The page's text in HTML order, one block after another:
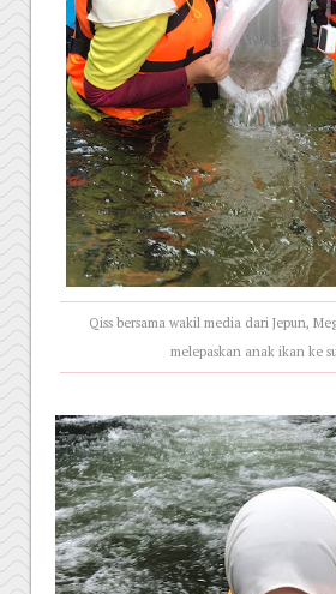
Qiss bersama wakil media dari Jepun,
melepaskan anak ikan ke